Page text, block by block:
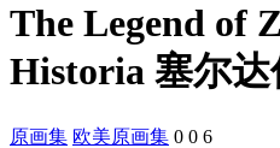
The Legend of
Historia 塞尔
原画集 欧美原画集 0 0 6